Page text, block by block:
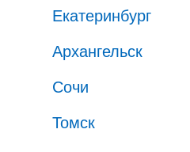
Екатеринбург
Архангельск
Сочи
Томск